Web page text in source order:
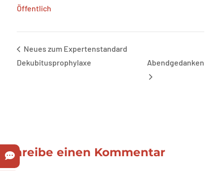
Öffentlich
Neues zum Expertenstandard
Dekubitusprophylaxe
Abendgedanken
Schreibe einen Kommentar